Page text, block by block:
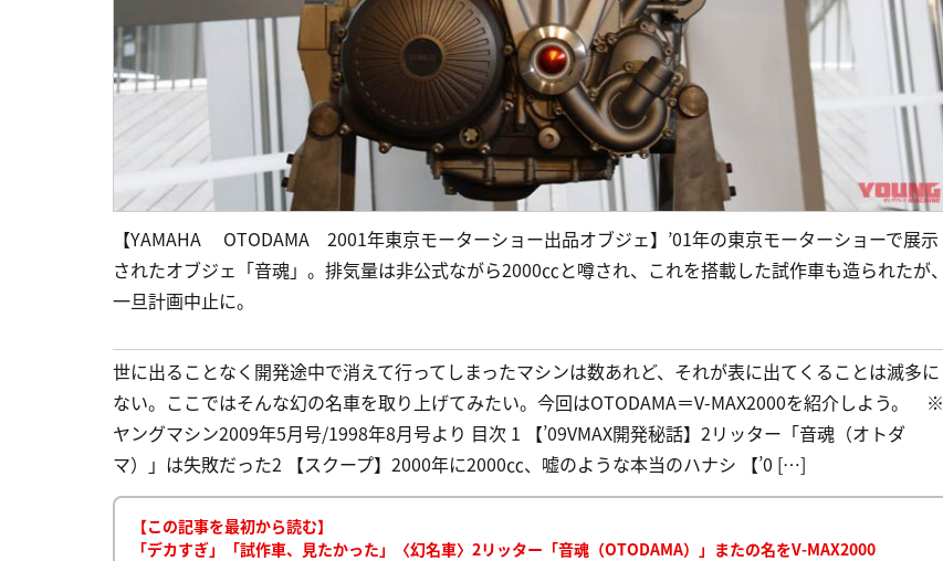
【YAMAHA OTODAMA 2001年東京モーターショー出品オブジェ】’01年の東京モーターショーで展示
されたオブジェ「音魂」。排気量は非公式ながら2000㏄と噂され、これを搭載した試作車も造られたが、
一旦計画中止に。
世に出ることなく開発途中で消えて行ってしまったマシンは数あれど、それが表に出てくることは滅多に
ない。ここではそんな幻の名車を取り上げてみたい。今回はOTODAMA＝V-MAX2000を紹介しよう。 ※
ヤングマシン2009年5月号/1998年8月号より 目次 1 【’09VMAX開発秘話】2リッター「音魂（オトダ
マ）」は失敗だった2 【スクープ】2000年に2000㏄、嘘のような本当のハナシ 【’0 […]
【この記事を最初から読む】
「デカすぎ」「試作車、見たかった」〈幻名車〉2リッター「音魂（OTODAMA）」またの名をV-MAX2000